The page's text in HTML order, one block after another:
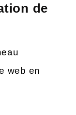
de
web en